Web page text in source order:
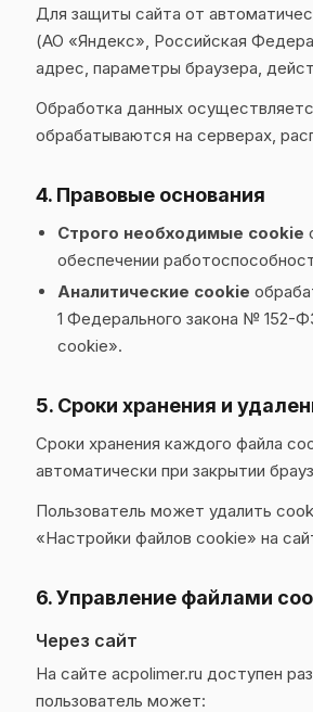
Для защиты сайта от
(АО «Яндекс», Российская
адрес, параметры браузера,
Обработка данных
обрабатываются на серверах,
4. Правовые основания
Строго необходимые cookie
обеспечении
Аналитические cookie
1 Федерального закона № 152-
cookie».
5. Сроки хранения и
Сроки хранения каждого файла
автоматически при закрытии
Пользователь может удалить
«Настройки файлов cookie» на
6. Управление файлами
Через сайт
На сайте acpolimer.ru доступен
пользователь может: